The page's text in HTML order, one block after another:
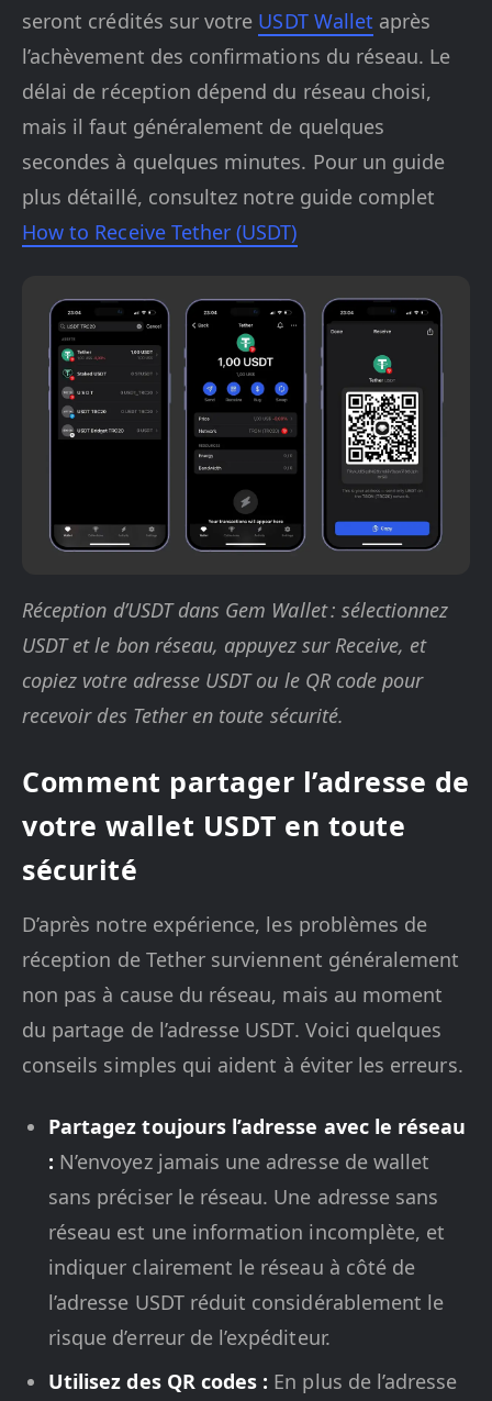
seront crédités sur votre USDT Wallet après
l’achèvement des confirmations du réseau. Le
délai de réception dépend du réseau choisi,
mais il faut généralement de quelques
secondes à quelques minutes. Pour un guide
plus détaillé, consultez notre guide complet
How to Receive Tether (USDT)
Réception d’USDT dans Gem Wallet : sélectionnez
USDT et le bon réseau, appuyez sur Receive, et
copiez votre adresse USDT ou le QR code pour
recevoir des Tether en toute sécurité.
Comment partager l’adresse de
votre wallet USDT en toute
sécurité
D’après notre expérience, les problèmes de
réception de Tether surviennent généralement
non pas à cause du réseau, mais au moment
du partage de l’adresse USDT. Voici quelques
conseils simples qui aident à éviter les erreurs.
Partagez toujours l’adresse avec le réseau
: N’envoyez jamais une adresse de wallet
sans préciser le réseau. Une adresse sans
réseau est une information incomplète, et
indiquer clairement le réseau à côté de
l’adresse USDT réduit considérablement le
risque d’erreur de l’expéditeur.
Utilisez des QR codes : En plus de l’adresse